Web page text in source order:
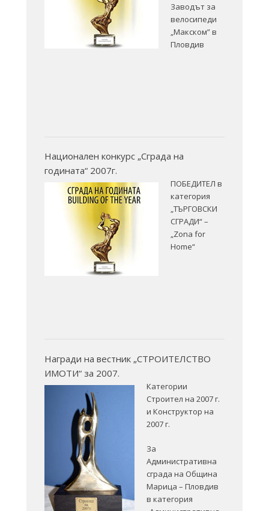
Заводът за
велосипеди
„Макском” в
Пловдив
Национален конкурс „Сграда на
годината“ 2007г.
ПОБЕДИТЕЛ в
категория
„ТЪРГОВСКИ
СГРАДИ“ –
„Zona for
Home“
Награди на вестник „СТРОИТЕЛСТВО
ИМОТИ“ за 2007.
Категории
Строител на 2007 г.
и Конструктор на
2007 г.
За
Административна
сграда на Община
Марица – Пловдив
в категория